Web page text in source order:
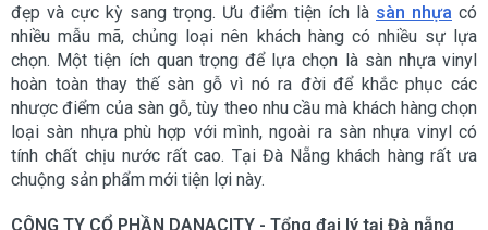
đẹp và cực kỳ sang trọng. Ưu điểm tiện ích là sàn nhựa có
nhiều mẫu mã, chủng loại nên khách hàng có nhiều sự lựa
chọn. Một tiện ích quan trọng để lựa chọn là sàn nhựa vinyl
hoàn toàn thay thế sàn gỗ vì nó ra đời để khắc phục các
nhược điểm của sàn gỗ, tùy theo nhu cầu mà khách hàng chọn
loại sàn nhựa phù hợp với mình, ngoài ra sàn nhựa vinyl có
tính chất chịu nước rất cao. Tại Đà Nẵng khách hàng rất ưa
chuộng sản phẩm mới tiện lợi này.
CÔNG TY CỔ PHẦN DANACITY - Tổng đại lý tại Đà nẵng